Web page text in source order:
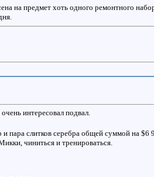
на предмет хоть одного ремонтного
интересовал подвал.
пара слитков серебра общей суммой на
чиниться и тренироваться.